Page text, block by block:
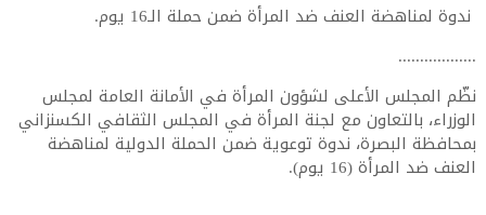
ندوة لمناهضة العنف ضد المرأة ضمن حملة الـ16 يوم.
..................
نظّم المجلس الأعلى لشؤون المرأة في الأمانة العامة لمجلس
الوزراء، بالتعاون مع لجنة المرأة في المجلس الثقافي الكسنزاني
بمحافظة البصرة، ندوة توعوية ضمن الحملة الدولية لمناهضة
العنف ضد المرأة (16 يوم).